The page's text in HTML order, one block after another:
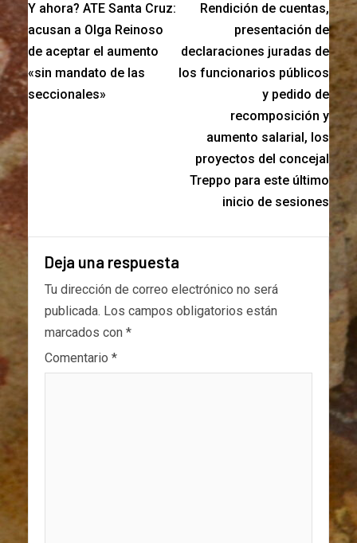
Y ahora? ATE Santa Cruz:
acusan a Olga Reinoso
de aceptar el aumento
«sin mandato de las
seccionales»
Rendición de cuentas,
presentación de
declaraciones juradas de
los funcionarios públicos
y pedido de
recomposición y
aumento salarial, los
proyectos del concejal
Treppo para este último
inicio de sesiones
Deja una respuesta
Tu dirección de correo electrónico no será
publicada. Los campos obligatorios están
marcados con *
Comentario *